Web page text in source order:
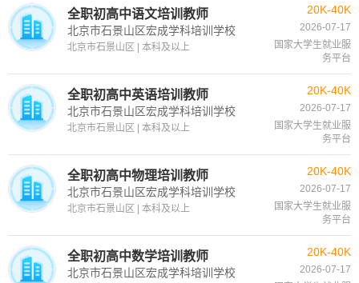
全职初高中语文培训教师
北京市石景山区宏成学科培训学校
北京市石景山区 | 本科及以上
20K-40K
2026-07-17
国家大学生就业服
务平台
全职初高中英语培训教师
北京市石景山区宏成学科培训学校
北京市石景山区 | 本科及以上
20K-40K
2026-07-17
国家大学生就业服
务平台
全职初高中物理培训教师
北京市石景山区宏成学科培训学校
北京市石景山区 | 本科及以上
20K-40K
2026-07-17
国家大学生就业服
务平台
全职初高中数学培训教师
北京市石景山区宏成学科培训学校
20K-40K
2026-07-17